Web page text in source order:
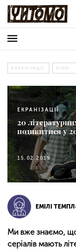
ЕКРАНІЗАЦІЇ КІНО
ЕКРАНІЗАЦІЇ
20
подивитися у
15.02.2019
ЕМІЛІ
Ми вже знаємо, що
серіалів мають